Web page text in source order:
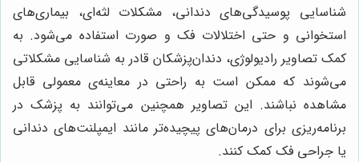
شناسایی پوسیدگی‌های دندانی، مشکلات لثه‌ای، بیماری‌های
استخوانی و حتی اختلالات فک و صورت استفاده می‌شود. به
کمک تصاویر رادیولوژی، دندان‌پزشکان قادر به شناسایی مشکلاتی
می‌شوند که ممکن است به راحتی در معاینه‌ی معمولی قابل
مشاهده نباشند. این تصاویر همچنین می‌توانند به پزشک در
برنامه‌ریزی برای درمان‌های پیچیده‌تر مانند ایمپلنت‌های دندانی
یا جراحی فک کمک کنند.